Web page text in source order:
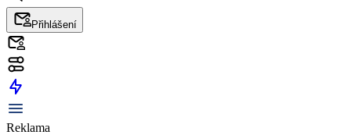
Přihlášení
Reklama